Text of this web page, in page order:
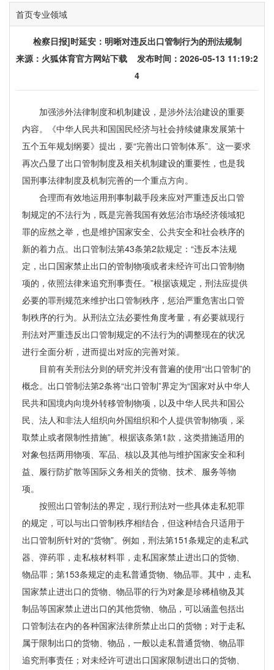
首页专业领域
检察日报]时延安：明晰对违反出口管制行为的刑法规制
来源： 火狐体育官方网站下载 发布时间：2026-05-13 11:19:2
4
加强涉外法律制度和机制建设，是涉外法治建设的重要
内容。《中华人民共和国国民经济与社会持续健康发展第十
五个五年规划纲要》提出，要“完善出口管制体系”。这一要求
再次凸显了出口管制制度及相关机制建设的重要性，也是我
国刑事法律制度及机制完善的一个重点方向。
合理而有效地运用刑事制裁手段来应对严重违反出口管
制规定的不法行为，既是完善我国有效惩治市场经济领域犯
罪的应然之举，也是维护国家安全、公共安全和社会秩序的
新的着力点。出口管制法第43条第2款规定：“违反本法规
定，出口国家禁止出口的管制物项或者未经许可出口管制物
项的，依照法律来追究刑事责任。”根据该规定，刑法应提供
必要的罪刑规范来维护出口管制秩序，惩治严重危害出口管
制秩序的行为。从刑法立法必要性角度考量，有必要就现行
刑法对严重违反出口管制规定的不法行为的调整现在的状况
进行全面分析，进而提出对应的完善对策。
目前有关刑法分则的研究并没有普遍的使用“出口管制”的
概念。出口管制法第2条将“出口管制”界定为“国家对从中华人
民共和国境内向境外转移管制物项，以及中华人民共和国公
民、法人和非法人组织向外国组织和个人提供管制物项，采
取禁止或者限制性措施”。根据该条第1款，这类措施适用的
对象包括两用物项、军品、核以及其他与维护国家安全和利
益、履行防扩散等国际义务相关的货物、技术、服务等物
项。
按照出口管制法的界定，现行刑法对一些具体走私犯罪
的规定，可以与出口管制秩序相结合，但这种结合只适用于
出口管制所针对的“货物”。例如，刑法第151条规定的走私武
器、弹药罪，走私核材料罪，走私国家禁止进出口的货物、
物品罪；第153条规定的走私普通货物、物品罪。其中，走私
国家禁止进出口的货物、物品罪的行为对象是珍稀植物及其
制品等国家禁止进出口的其他货物、物品，可以涵盖包括出
口管制法在内的各种国家法律所禁止出口的货物；对于走私
属于限制出口的货物、物品，一般以走私普通货物、物品罪
追究刑事责任；对未经许可进出口国家限制进出口的货物、